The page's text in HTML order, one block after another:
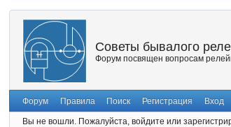
Советы бывалого
Форум посвящен вопросам
Форум Правила Поиск Регистрация Вход
Вы не вошли. Пожалуйста, войдите или